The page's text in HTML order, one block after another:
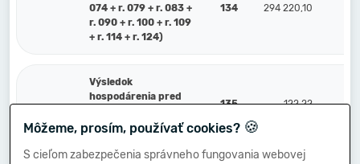
074 + r. 079 + r. 083 +
r. 090 + r. 100 + r. 109
+ r. 114 + r. 124)
134 294 220,10
Výsledok
hospodárenia pred
mínus r. 064) (+/-)
135 122,22
Môžeme, prosím, používať cookies? 🍪
S cieľom zabezpečenia správneho fungovania webovej